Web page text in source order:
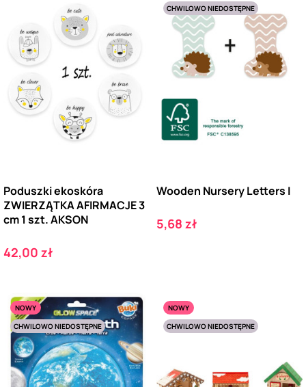
Poduszki ekoskóra
ZWIERZĄTKA AFIRMACJE 3
cm 1 szt. AKSON
Cena
42,00 zł
CHWILOWO NIEDOSTĘPNE
Wooden Nursery Letters I
Cena
5,68 zł
NOWY
CHWILOWO NIEDOSTĘPNE
NOWY
CHWILOWO NIEDOSTĘPNE